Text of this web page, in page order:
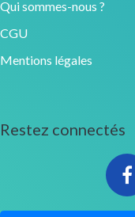
Qui sommes-nous ?
CGU
Mentions légales
Restez connectés